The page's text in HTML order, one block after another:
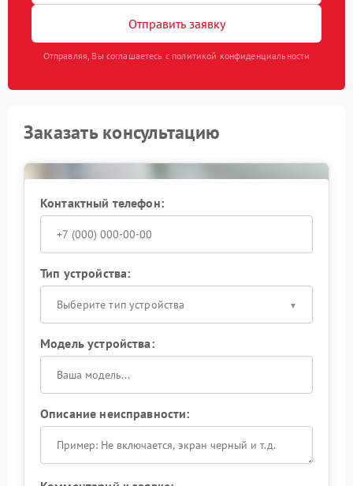
Отправить заявку
Отправляя, Вы соглашаетесь с политикой конфиденциальности
Заказать консультацию
Контактный телефон:
Тип устройства:
Выберите тип устройства
Модель устройства:
Описание неисправности: